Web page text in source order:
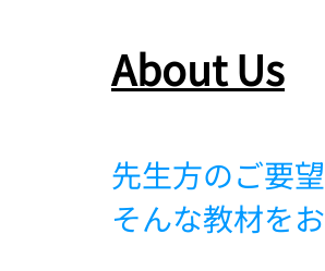
About Us
先生方のご要
そんな教材を